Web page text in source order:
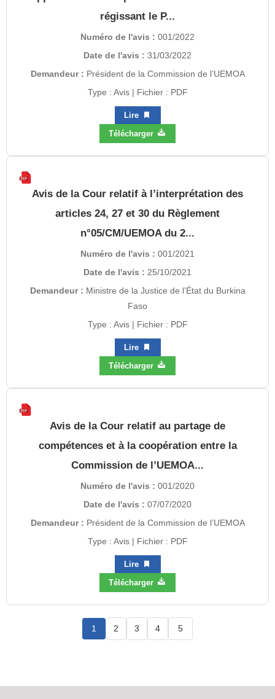
régissant le P...
Numéro de l'avis : 001/2022
Date de l'avis : 31/03/2022
Demandeur : Président de la Commission de l’UEMOA
Type : Avis | Fichier : PDF
Lire
Télécharger
Avis de la Cour relatif à l’interprétation des
articles 24, 27 et 30 du Règlement
n°05/CM/UEMOA du 2...
Numéro de l'avis : 001/2021
Date de l'avis : 25/10/2021
Demandeur : Ministre de la Justice de l’État du Burkina
Faso
Type : Avis | Fichier : PDF
Lire
Télécharger
Avis de la Cour relatif au partage de
compétences et à la coopération entre la
Commission de l’UEMOA...
Numéro de l'avis : 001/2020
Date de l'avis : 07/07/2020
Demandeur : Président de la Commission de l’UEMOA
Type : Avis | Fichier : PDF
Lire
Télécharger
1 2 3 4 5